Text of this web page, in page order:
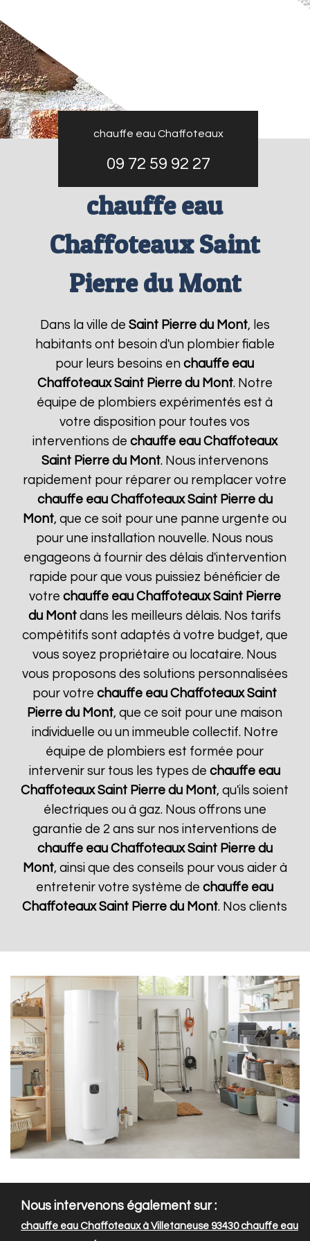
chauffe eau Chaffoteaux
09 72 59 92 27
chauffe eau
Chaffoteaux Saint
Pierre du Mont
Dans la ville de Saint Pierre du Mont, les
habitants ont besoin d'un plombier fiable
pour leurs besoins enchauffe eau
Chaffoteaux Saint Pierre du Mont. Notre
équipe de plombiers expérimentés est à
votre disposition pour toutes vos
interventions de chauffe eau Chaffoteaux
Saint Pierre du Mont. Nous intervenons
rapidement pour réparer ou remplacer votre
chauffe eau Chaffoteaux Saint Pierre du
Mont, que ce soit pour une panne urgente ou
pour une installation nouvelle. Nous nous
engageons à fournir des délais d'intervention
rapide pour que vous puissiez bénéficier de
votre chauffe eau Chaffoteaux Saint Pierre
du Mont dans les meilleurs délais. Nos tarifs
compétitifs sont adaptés à votre budget, que
vous soyez propriétaire ou locataire. Nous
vous proposons des solutions personnalisées
pour votrechauffe eau Chaffoteaux Saint
Pierre du Mont, que ce soit pour une maison
individuelle ou un immeuble collectif. Notre
équipe de plombiers est formée pour
intervenir sur tous les types dechauffe eau
Chaffoteaux Saint Pierre du Mont, qu'ils soient
électriques ou à gaz. Nous offrons une
garantie de 2 ans sur nos interventions de
chauffe eau Chaffoteaux Saint Pierre du
Mont, ainsi que des conseils pour vous aider à
entretenir votre système dechauffe eau
Chaffoteaux Saint Pierre du Mont. Nos clients
Nous intervenons également sur :
chauffe eau Chaffoteaux à Villetaneuse 93430chauffe eau